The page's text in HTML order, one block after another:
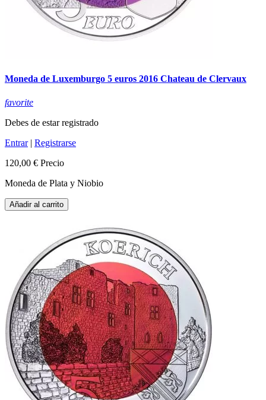
Moneda de Luxemburgo 5 euros 2016 Chateau de Clervaux
favorite
Debes de estar registrado
Entrar| Registrarse
120,00 € Precio
Moneda de Plata y Niobio
Añadir al carrito